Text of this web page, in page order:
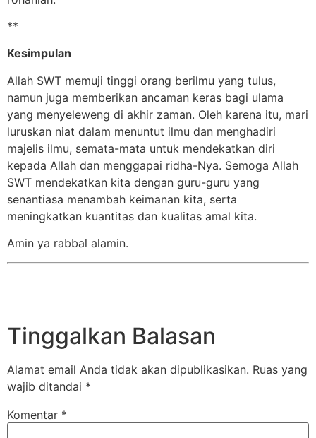
**
Kesimpulan
Allah SWT memuji tinggi orang berilmu yang tulus,
namun juga memberikan ancaman keras bagi ulama
yang menyeleweng di akhir zaman. Oleh karena itu, mari
luruskan niat dalam menuntut ilmu dan menghadiri
majelis ilmu, semata-mata untuk mendekatkan diri
kepada Allah dan menggapai ridha-Nya. Semoga Allah
SWT mendekatkan kita dengan guru-guru yang
senantiasa menambah keimanan kita, serta
meningkatkan kuantitas dan kualitas amal kita.
Amin ya rabbal alamin.
Tinggalkan Balasan
Alamat email Anda tidak akan dipublikasikan. Ruas yang
wajib ditandai *
Komentar *